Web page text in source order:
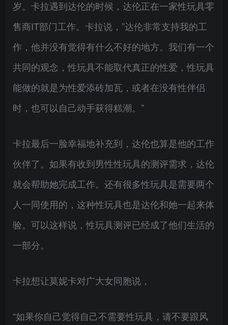
岁。卡拉遇到达伦的时候，达伦正在一家性玩具零
售商IT部门工作。卡拉说，”达伦非常支持我的工
作，他并没有觉得有什么不好的地方。我们有一个
共同的观念，性玩具不能取代真正的性爱，性玩具
能做的就是为性爱添砖加瓦，或者在没有性伴侣
时，也可以自己动手获得糕潮。”
卡拉最后一脸幸福地补充到，达伦也算是他的工作
伙伴了。如果有收到男性性玩具的测评需求，达伦
就会帮助她完成工作。还有很多性玩具是需要两个
人一同使用的，这种性玩具也是达伦和她一起来体
验。可以这样说，性玩具测评已经成了他们生活的
一部分。
卡拉想让莫妮卡对广大女同胞说，
“如果你自己觉得自己不需要性玩具，请不要跟风